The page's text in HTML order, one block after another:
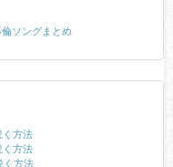
ソングまとめ
く方法
く方法
く方法